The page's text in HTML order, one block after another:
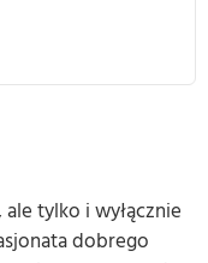
tylko i wyłącznie
dobrego